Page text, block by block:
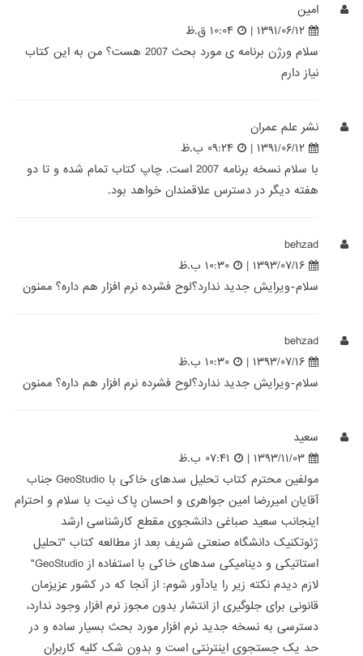
امین
۱۳۹۱/۰۶/۱۲ |
۱۰:۰۴ ق.ظ
سلام ورژن برنامه ی مورد بحث 2007 هست؟ من به این کتاب
نیاز دارم
نشر علم عمران
۱۳۹۱/۰۶/۱۲ |
۰۹:۲۴ ب.ظ
با سلام نسخه برنامه 2007 است. چاپ كتاب تمام شده و تا دو
هفته ديگر در دسترس علاقمندان خواهد بود.
behzad
۱۳۹۳/۰۷/۱۶ |
۱۰:۳۰ ب.ظ
سلام-ویرایش جدید ندارد؟لوح فشرده نرم افزار هم داره؟ ممنون
behzad
۱۳۹۳/۰۷/۱۶ |
۱۰:۳۰ ب.ظ
سلام-ویرایش جدید ندارد؟لوح فشرده نرم افزار هم داره؟ ممنون
سعید
۱۳۹۳/۱۱/۰۳ |
۰۷:۴۱ ب.ظ
مولفین محترم کتاب تحلیل سدهای خاکی با GeoStudio جناب
آقایان امیررضا امین جواهری و احسان پاک نیت با سلام و احترام
اینجانب سعید صباغی دانشجوی مقطع کارشناسی ارشد
ژئوتکنیک دانشگاه صنعتی شریف بعد از مطالعه کتاب "تحلیل
استاتیکی و دینامیکی سدهای خاکی با استفاده از GeoStudio"
لازم دیدم نکته زیر را یادآور شوم: از آنجا که در کشور عزیزمان
قانونی برای جلوگیری از انتشار بدون مجوز نرم افزار وجود ندارد،
دسترسی به نسخه جدید نرم افزار مورد بحث بسیار ساده و در
حد یک جستجوی اینترنتی است و بدون شک کلیه کاربران